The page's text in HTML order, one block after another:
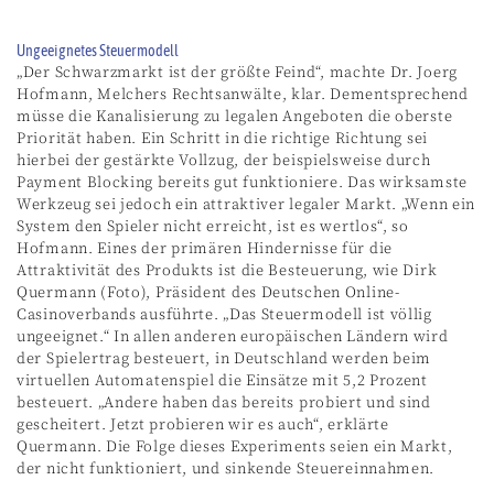
Ungeeignetes Steuermodell
„Der Schwarzmarkt ist der größte Feind“, machte Dr. Joerg
Hofmann, Melchers Rechtsanwälte, klar. Dementsprechend
müsse die Kanalisierung zu legalen Angeboten die oberste
Priorität haben. Ein Schritt in die richtige Richtung sei
hierbei der gestärkte Vollzug, der beispielsweise durch
Payment Blocking bereits gut funktioniere. Das wirksamste
Werkzeug sei jedoch ein attraktiver legaler Markt. „Wenn ein
System den Spieler nicht erreicht, ist es wertlos“, so
Hofmann. Eines der primären Hindernisse für die
Attraktivität des Produkts ist die Besteuerung, wie Dirk
Quermann (Foto), Präsident des Deutschen Online-
Casinoverbands ausführte. „Das Steuermodell ist völlig
ungeeignet.“ In allen anderen europäischen Ländern wird
der Spielertrag besteuert, in Deutschland werden beim
virtuellen Automatenspiel die Einsätze mit 5,2 Prozent
besteuert. „Andere haben das bereits probiert und sind
gescheitert. Jetzt probieren wir es auch“, erklärte
Quermann. Die Folge dieses Experiments seien ein Markt,
der nicht funktioniert, und sinkende Steuereinnahmen.